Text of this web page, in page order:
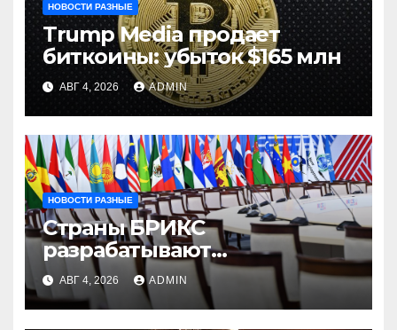
НОВОСТИ РАЗНЫЕ
Trump Media продает
биткоины: убыток $165 млн
АВГ 4, 2026 ADMIN
НОВОСТИ РАЗНЫЕ
Страны БРИКС
разрабатывают
инфраструктуру на базе
цифровых валют
центробанков
АВГ 4, 2026 ADMIN